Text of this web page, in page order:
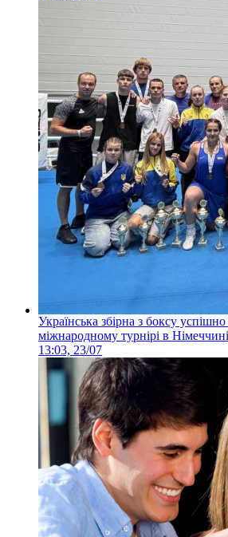
Українська збірна з боксу
міжнародному турнірі в Німеччині
13:03, 23/07